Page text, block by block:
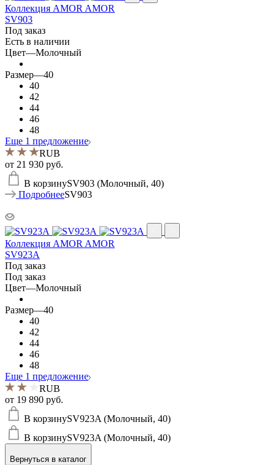
Коллекция AMOR AMOR
SV903
Под заказ
Есть в наличии
Цвет—Молочный
Размер—40
40
42
44
46
48
Еще 1 предложение
RUB
от 21 930 руб.
В корзинуSV903 (Молочный, 40)
ПодробнееSV903
Коллекция AMOR AMOR
SV923A
Под заказ
Под заказ
Цвет—Молочный
Размер—40
40
42
44
46
48
Еще 1 предложение
RUB
от 19 890 руб.
В корзинуSV923A (Молочный, 40)
В корзинуSV923A (Молочный, 40)
Вернуться в каталог